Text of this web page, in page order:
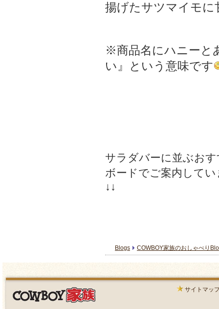
揚げたサツマイモに
※商品名にハニーと
い』という意味です
サラダバーに並ぶお
ボードでご案内してい
↓↓
Blogs COWBOY家族のおしゃべり
サイトマッ